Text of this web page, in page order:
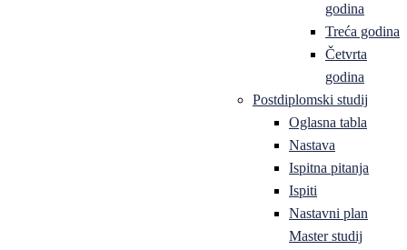
godina
Treća godina
Četvrta
godina
Postdiplomski studij
Oglasna tabla
Nastava
Ispitna pitanja
Ispiti
Nastavni plan
Master studij